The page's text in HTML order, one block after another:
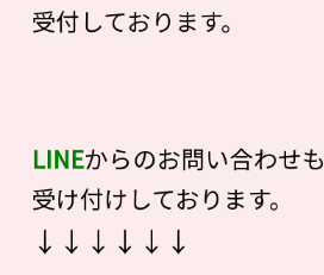
受付しております。
LINEからのお問い合わせも
受け付けしております。
↓↓↓↓↓↓